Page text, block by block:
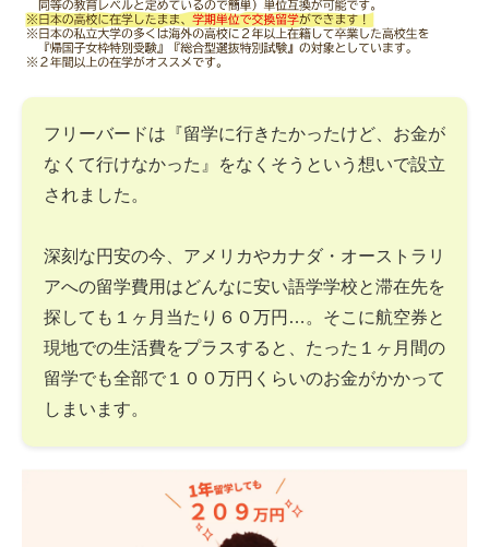
フリーバードは『留学に行きたかったけど、お金が
なくて行けなかった』をなくそうという想いで設立
されました。
深刻な円安の今、アメリカやカナダ・オーストラリ
アへの留学費用はどんなに安い語学学校と滞在先を
探しても１ヶ月当たり６０万円…。そこに航空券と
現地での生活費をプラスすると、たった１ヶ月間の
留学でも全部で１００万円くらいのお金がかかって
しまいます。